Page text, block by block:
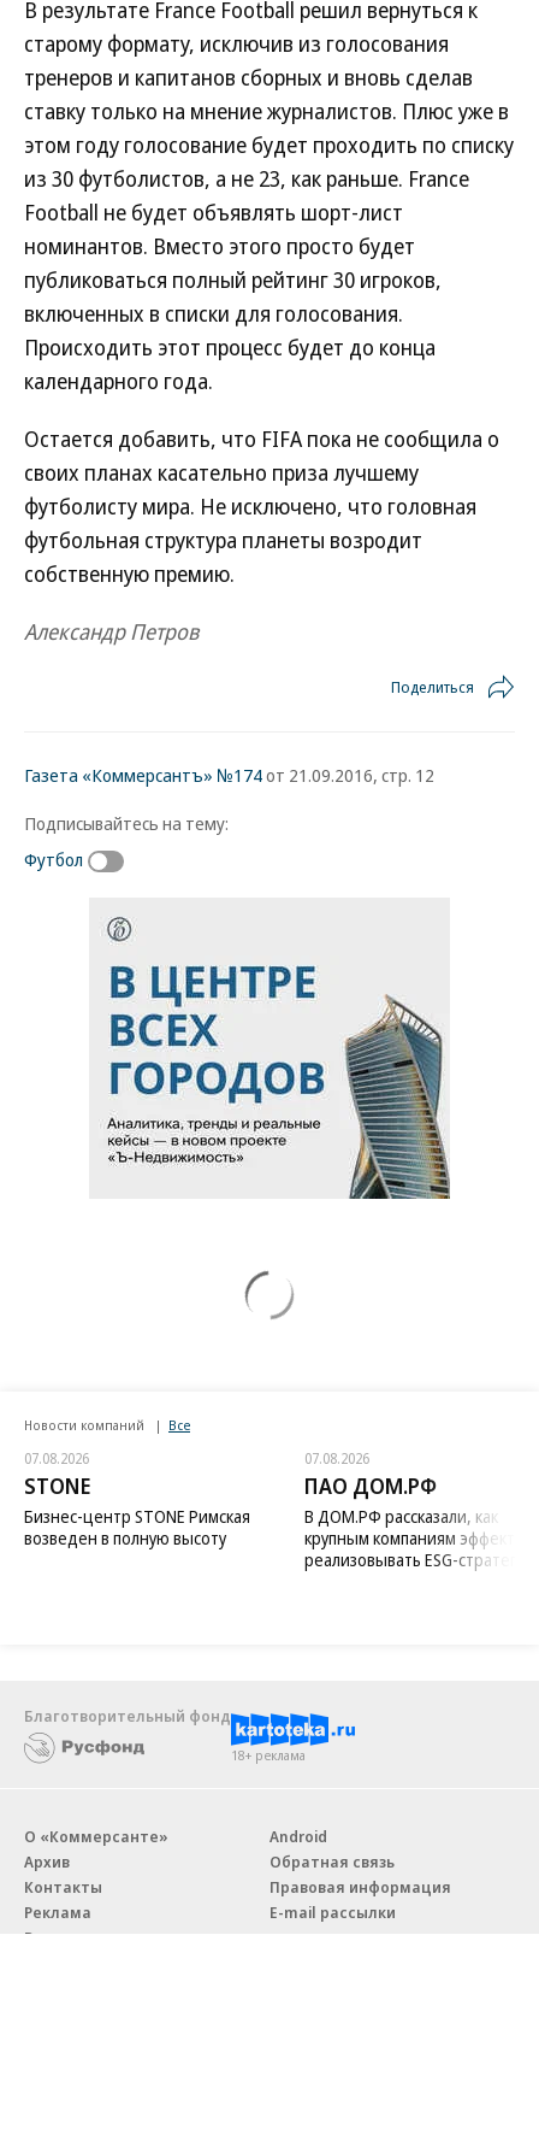
В результате France Football решил вернуться к
старому формату, исключив из голосования
тренеров и капитанов сборных и вновь сделав
ставку только на мнение журналистов. Плюс уже в
этом году голосование будет проходить по списку
из 30 футболистов, а не 23, как раньше. France
Football не будет объявлять шорт-лист
номинантов. Вместо этого просто будет
публиковаться полный рейтинг 30 игроков,
включенных в списки для голосования.
Происходить этот процесс будет до конца
календарного года.
Остается добавить, что FIFA пока не сообщила о
своих планах касательно приза лучшему
футболисту мира. Не исключено, что головная
футбольная структура планеты возродит
собственную премию.
Александр Петров
Поделиться
Газета «Коммерсантъ» №174от 21.09.2016, стр. 12
Подписывайтесь на тему:
Футбол
Новости компаний Все
07.08.2026
STONE
Бизнес-центр STONE Римская
возведен в полную высоту
07.08.2026
ПАО ДОМ.РФ
В ДОМ.РФ рассказали, как
крупным компаниям
реализовывать ESG-стратегию
Благотворительный фонд
18+ реклама
О «Коммерсанте»
Архив
Контакты
Реклама
Вакансии
Android
Обратная связь
Правовая информация
E-mail рассылки